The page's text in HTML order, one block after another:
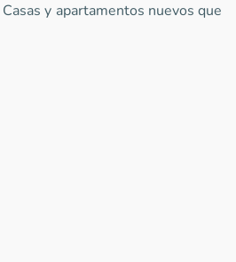
y apartamentos nuevos que